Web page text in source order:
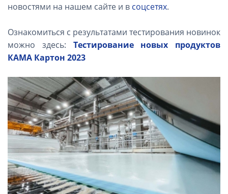
новостями на нашем сайте и в соцсетях.
Ознакомиться с результатами тестирования новинок
можно здесь: Тестирование новых продуктов
КАМА Картон 2023